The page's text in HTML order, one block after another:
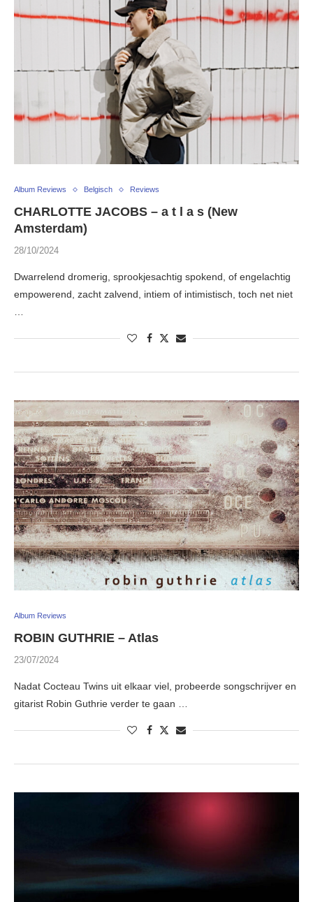
Album Reviews Belgisch Reviews
CHARLOTTE JACOBS – a t l a s (New
Amsterdam)
28/10/2024
Dwarrelend dromerig, sprookjesachtig spokend, of engelachtig
empowerend, zacht zalvend, intiem of intimistisch, toch net niet
…
Album Reviews
ROBIN GUTHRIE – Atlas
23/07/2024
Nadat Cocteau Twins uit elkaar viel, probeerde songschrijver en
gitarist Robin Guthrie verder te gaan …